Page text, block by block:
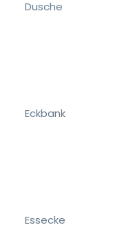
Dusche
Eckbank
Essecke